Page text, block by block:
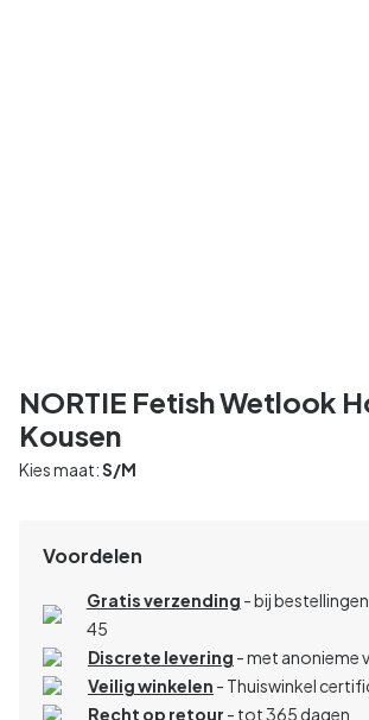
NORTIE Fetish Wetlook
Kousen
Kies maat:S/M
Voordelen
Gratis verzending - bij
45
Discrete levering - met anonieme
Veilig winkelen - Thuiswinkel
Recht op retour - tot 365 dagen